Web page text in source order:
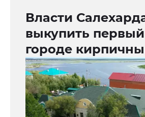
Власти
выкупить
городе